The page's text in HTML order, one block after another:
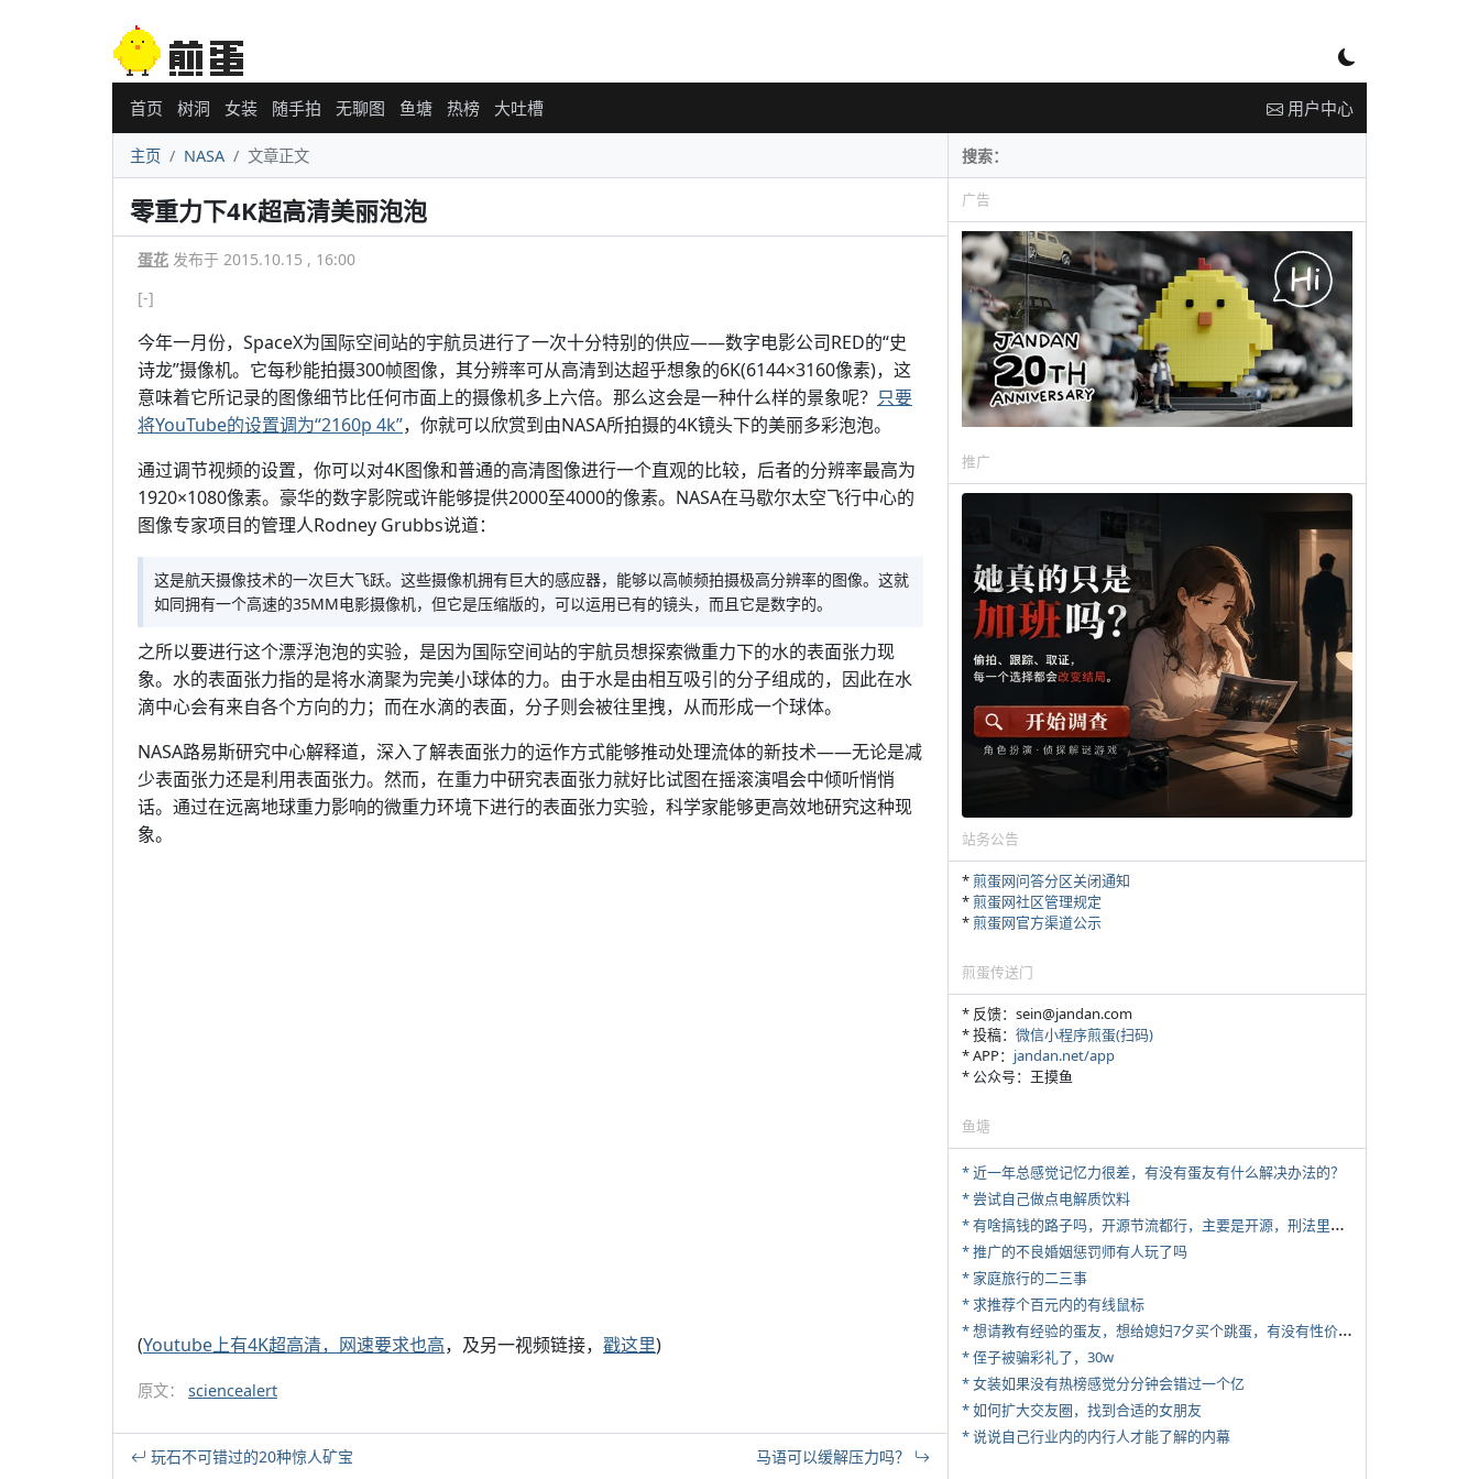
首页 树洞 女装 随手拍 无聊图 鱼塘 热榜 大吐槽 用户中心
主页 NASA 文章正文
零重力下4K超高清美丽泡泡
蛋花 发布于 2015.10.15 , 16:00
[-]
今年一月份，SpaceX为国际空间站的宇航员进行了一次十分特别的供应——数字电影公司RED的“史
诗龙”摄像机。它每秒能拍摄300帧图像，其分辨率可从高清到达超乎想象的6K(6144×3160像素)，这
意味着它所记录的图像细节比任何市面上的摄像机多上六倍。那么这会是一种什么样的景象呢？ 只要
将YouTube的设置调为“2160p 4k”，你就可以欣赏到由NASA所拍摄的4K镜头下的美丽多彩泡泡。
通过调节视频的设置，你可以对4K图像和普通的高清图像进行一个直观的比较，后者的分辨率最高为
1920×1080像素。豪华的数字影院或许能够提供2000至4000的像素。NASA在马歇尔太空飞行中心的
图像专家项目的管理人Rodney Grubbs说道：
这是航天摄像技术的一次巨大飞跃。这些摄像机拥有巨大的感应器，能够以高帧频拍摄极高分辨率的图像。这就
如同拥有一个高速的35MM电影摄像机，但它是压缩版的，可以运用已有的镜头，而且它是数字的。
之所以要进行这个漂浮泡泡的实验，是因为国际空间站的宇航员想探索微重力下的水的表面张力现
象。水的表面张力指的是将水滴聚为完美小球体的力。由于水是由相互吸引的分子组成的，因此在水
滴中心会有来自各个方向的力；而在水滴的表面，分子则会被往里拽，从而形成一个球体。
NASA路易斯研究中心解释道，深入了解表面张力的运作方式能够推动处理流体的新技术——无论是减
少表面张力还是利用表面张力。然而，在重力中研究表面张力就好比试图在摇滚演唱会中倾听悄悄
话。通过在远离地球重力影响的微重力环境下进行的表面张力实验，科学家能够更高效地研究这种现
象。
(Youtube上有4K超高清，网速要求也高，及另一视频链接， 戳这里)
原文： sciencealert
玩石不可错过的20种惊人矿宝 马语可以缓解压力吗？
广告
推广
站务公告
*煎蛋网问答分区关闭通知
*煎蛋网社区管理规定
*煎蛋网官方渠道公示
煎蛋传送门
* 反馈：sein@jandan.com
* 投稿： 微信小程序煎蛋(扫码)
* APP： jandan.net/app
* 公众号：王摸鱼
鱼塘
* 近一年总感觉记忆力很差，有没有蛋友有什么解决办法的？
* 尝试自己做点电解质饮料
*
有啥搞钱的路子吗，开源节流都行，主要是开源，刑法里的咱不做
* 推广的不良婚姻惩罚师有人玩了吗
* 家庭旅行的二三事
* 求推荐个百元内的有线鼠标
*
想请教有经验的蛋友，想给媳妇7夕买个跳蛋，有没有性价比高的推荐
* 侄子被骗彩礼了，30w
* 女装如果没有热榜感觉分分钟会错过一个亿
* 如何扩大交友圈，找到合适的女朋友
* 说说自己行业内的内行人才能了解的内幕